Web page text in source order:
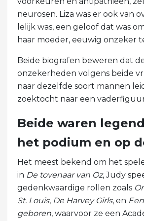
neurosen. Liza was er ook van
lelijk was, een geloof dat was
haar moeder, eeuwig onzeker
Beide biografen beweren dat
onzekerheden volgens beide
naar dezelfde soort mannen
zoektocht naar een
Beide waren
het podium en op
Het meest bekend om het
in De tovenaar van Oz, Judy
gedenkwaardige rollen zoals
St. Louis, De Harvey Girls, en
geboren, waarvoor ze een